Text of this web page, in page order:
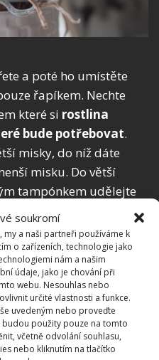
soukromí
a naši partneři používáme k
o zařízeních, technologie jako
nám a našim
údaje, jako je chování při
webu. Nesouhlas nebo
určité vlastnosti a funkce.
uvedeným nebo proveďte
použity pouze na tomto
včetně odvolání souhlasu,
nebo kliknutím na tlačítko
a poté ho umístěte
řapíkem. Nechte
které si rostlina
bude potřebovat.
misky, do níž dáte
misku. Do větší
tampónkem udělejte
misky „most“. Jeden
vodu, zatímco na
list. Ten by měl